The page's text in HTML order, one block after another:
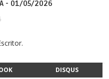
- 01/05/2026
DISQUS